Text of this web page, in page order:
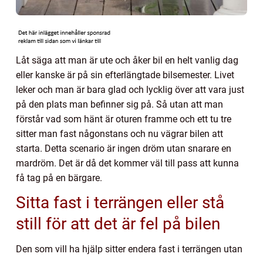
Låt säga att man är ute och åker bil en helt vanlig dag
eller kanske är på sin efterlängtade bilsemester. Livet
leker och man är bara glad och lycklig över att vara just
på den plats man befinner sig på. Så utan att man
förstår vad som hänt är oturen framme och ett tu tre
sitter man fast någonstans och nu vägrar bilen att
starta. Detta scenario är ingen dröm utan snarare en
mardröm. Det är då det kommer väl till pass att kunna
få tag på en bärgare.
Sitta fast i terrängen eller stå
still för att det är fel på bilen
Den som vill ha hjälp sitter endera fast i terrängen utan